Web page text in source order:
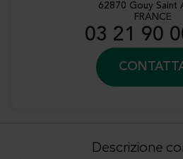
Applicazioni: pasticceria,
Conservazione: in luogo
62870 Gouy Saint
FRANCE
03 21 90
Descrizione